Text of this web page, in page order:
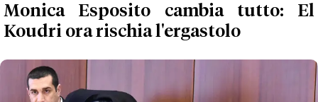
Monica Esposito cambia tutto: El
Koudri ora rischia l'ergastolo